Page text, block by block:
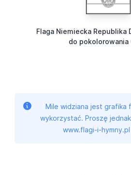
Flaga Niemiecka Republika
do pokolorowania
Mile widziana jest grafika
wykorzystać. Proszę
www.flagi-i-hymny.pl